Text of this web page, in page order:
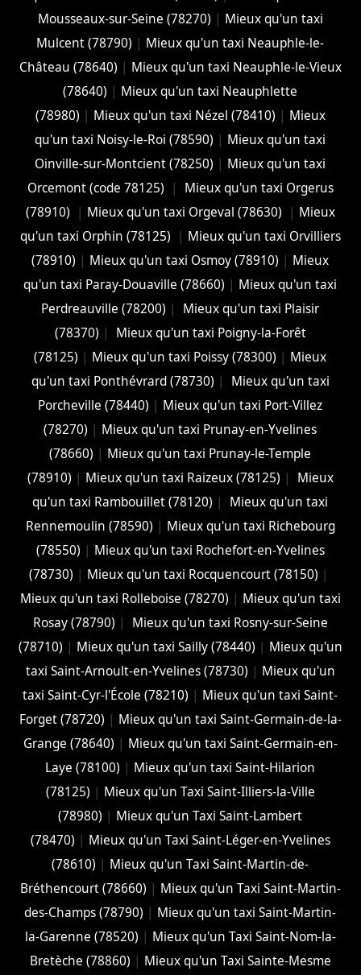
Mousseaux-sur-Seine (78270) | Mieux qu'un taxi
Mulcent (78790) | Mieux qu'un taxi Neauphle-le-
Château (78640) | Mieux qu'un taxi Neauphle-le-Vieux
(78640) | Mieux qu'un taxi Neauphlette
(78980) | Mieux qu'un taxi Nézel (78410) | Mieux
qu'un taxi Noisy-le-Roi (78590) | Mieux qu'un taxi
Oinville-sur-Montcient (78250) | Mieux qu'un taxi
Orcemont (code 78125)
|
Mieux qu'un taxi Orgerus
(78910)
| Mieux qu'un taxi Orgeval (78630) | Mieux
qu'un taxi Orphin (78125)
| Mieux qu'un taxi Orvilliers
(78910) | Mieux qu'un taxi Osmoy (78910) | Mieux
qu'un taxi Paray-Douaville (78660) | Mieux qu'un taxi
Perdreauville (78200) |
Mieux qu'un taxi Plaisir
(78370) |
Mieux qu'un taxi Poigny-la-Forêt
(78125) | Mieux qu'un taxi Poissy (78300) | Mieux
qu'un taxi Ponthévrard (78730) |
Mieux qu'un taxi
Porcheville (78440) | Mieux qu'un taxi Port-Villez
(78270) | Mieux qu'un taxi Prunay-en-Yvelines
(78660) | Mieux qu'un taxi Prunay-le-Temple
(78910) | Mieux qu'un taxi Raizeux (78125) |
Mieux
qu'un taxi Rambouillet (78120) |
Mieux qu'un taxi
Rennemoulin (78590) | Mieux qu'un taxi Richebourg
(78550) | Mieux qu'un taxi Rochefort-en-Yvelines
(78730) | Mieux qu'un taxi Rocquencourt (78150) |
Mieux qu'un taxi Rolleboise (78270) | Mieux qu'un taxi
Rosay (78790) |
Mieux qu'un taxi Rosny-sur-Seine
(78710) | Mieux qu'un taxi Sailly (78440) | Mieux qu'un
taxi Saint-Arnoult-en-Yvelines (78730) | Mieux qu'un
taxi Saint-Cyr-l'École (78210) | Mieux qu'un taxi Saint-
Forget (78720) | Mieux qu'un taxi Saint-Germain-de-la-
Grange (78640) | Mieux qu'un taxi Saint-Germain-en-
Laye (78100) | Mieux qu'un taxi Saint-Hilarion
(78125) | Mieux qu'un Taxi Saint-Illiers-la-Ville
(78980) | Mieux qu'un Taxi Saint-Lambert
(78470) | Mieux qu'un Taxi Saint-Léger-en-Yvelines
(78610) | Mieux qu'un Taxi Saint-Martin-de-
Bréthencourt (78660) | Mieux qu'un Taxi Saint-Martin-
des-Champs (78790) | Mieux qu'un taxi Saint-Martin-
la-Garenne (78520) | Mieux qu'un Taxi Saint-Nom-la-
Bretèche (78860) | Mieux qu'un Taxi Sainte-Mesme